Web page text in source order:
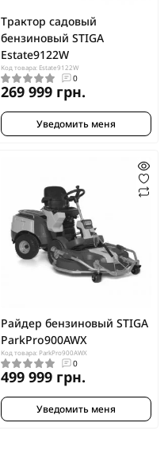
Трактор садовый
бензиновый STIGA
Estate9122W
Код товара: Estate9122W
0
269 999 грн.
Уведомить меня
Райдер бензиновый STIGA
ParkPro900AWX
Код товара: ParkPro900AWX
0
499 999 грн.
Уведомить меня